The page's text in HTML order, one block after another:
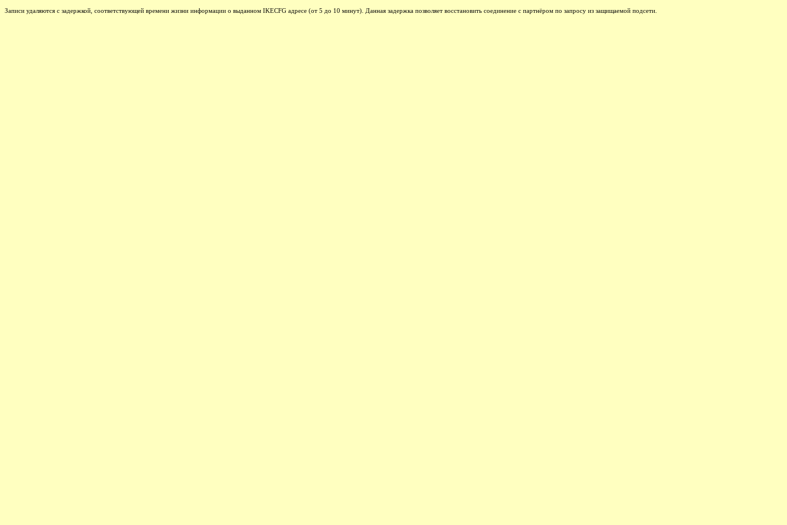
Записи удаляются с задержкой, соответствующей времени жизни информации о выданном IKECFG адресе (от 5 до 10 минут). Данная задержка позволяет восстановить соединение с партнёром по запросу из защищаемой подсети.